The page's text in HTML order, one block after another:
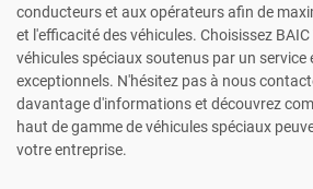
conducteurs et aux opérateurs afin de
et l'efficacité des véhicules. Choisissez
véhicules spéciaux soutenus par un
exceptionnels. N'hésitez pas à nous
davantage d'informations et découvrez
haut de gamme de véhicules spéciaux
votre entreprise.